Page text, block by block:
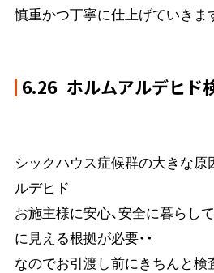
慎重かつ丁寧に仕上げていきま
6.26 ホルムアルデヒド
シックハウス症候群の大きな
ルデヒド
お施主様に安心、安全に暮らし
に見える根拠が必要・・
なのでお引渡し前にきちんと検